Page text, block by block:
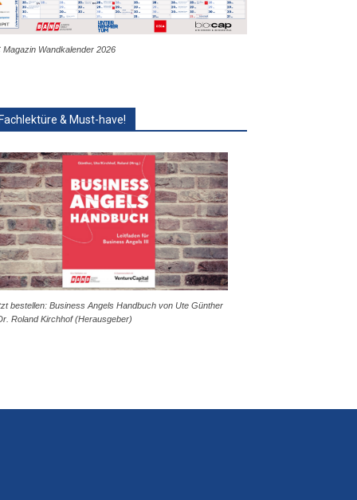
Magazin Wandkalender 2026
& Must-have!
bestellen: Business Angels Handbuch von Ute Günther
Roland Kirchhof (Herausgeber)